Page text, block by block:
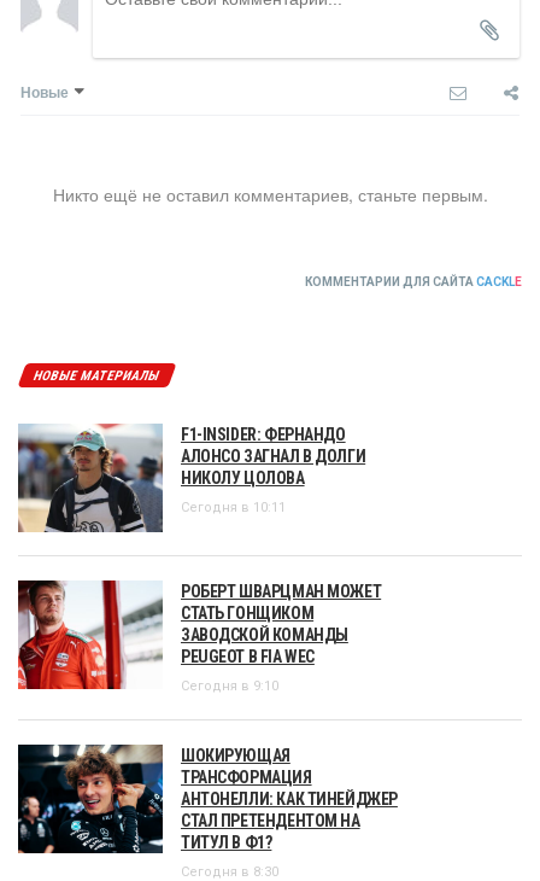
Новые
Никто ещё не оставил комментариев, станьте первым.
КОММЕНТАРИИ ДЛЯ САЙТА CACKLE
НОВЫЕ МАТЕРИАЛЫ
F1-INSIDER: ФЕРНАНДО
АЛОНСО ЗАГНАЛ В ДОЛГИ
НИКОЛУ ЦОЛОВА
Сегодня в 10:11
РОБЕРТ ШВАРЦМАН МОЖЕТ
СТАТЬ ГОНЩИКОМ
ЗАВОДСКОЙ КОМАНДЫ
PEUGEOT В FIA WEC
Сегодня в 9:10
ШОКИРУЮЩАЯ
ТРАНСФОРМАЦИЯ
АНТОНЕЛЛИ: КАК ТИНЕЙДЖЕР
СТАЛ ПРЕТЕНДЕНТОМ НА
ТИТУЛ В Ф1?
Сегодня в 8:30